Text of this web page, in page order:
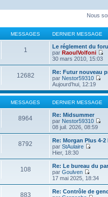
Nous
MESSAGES DERNIER MESSAGE
1
Le réglement du
par RaoulVolfoni
o
i
r
d
m
e
a
g
30 mars 2010, 15:03
12682
Re: Futur nouveau
par Nestor59310
o
i
r
l
r
n
e
g
Aujourd’hui, 12:19
MESSAGES DERNIER MESSAGE
8964
Re: Midsummer
par Nestor59310
o
e
e
08 juil. 2026, 08:59
8792
Re: Morgan Plus 4-
par StAulaire
o
r
l
e
e
Hier, 18:30
108
Re: Le bureau du
par Goulven
V
o
i
r
17 mai 2025, 18:34
883
Re: Contrôle de